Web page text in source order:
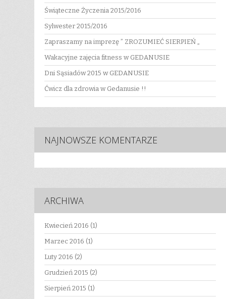
Świąteczne Życzenia 2015/2016
Sylwester 2015/2016
Zapraszamy na imprezę ” ZROZUMIEĆ SIERPIEŃ „
Wakacyjne zajęcia fitness w GEDANUSIE
Dni Sąsiadów 2015 w GEDANUSIE
Ćwicz dla zdrowia w Gedanusie !!
NAJNOWSZE KOMENTARZE
ARCHIWA
Kwiecień 2016 (1)
Marzec 2016 (1)
Luty 2016 (2)
Grudzień 2015 (2)
Sierpień 2015 (1)